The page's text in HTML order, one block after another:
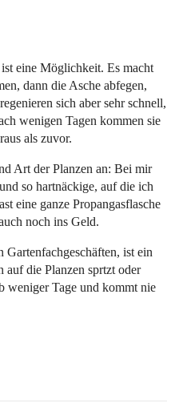
eine Möglichkeit. Es macht
dann die Asche abfegen,
sich aber sehr schnell,
wenigen Tagen kommen sie
als zuvor.
Art der Planzen an: Bei mir
so hartnäckige, auf die ich
eine ganze Propangasflasche
noch ins Geld.
ist ein
auf die Planzen sprtzt oder
weniger Tage und kommt nie